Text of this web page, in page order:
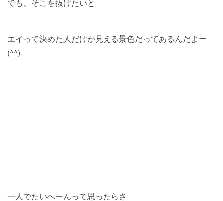
でも、そこを抜けたいと
エイって決めた人だけが見える景色だってあるんだよー
(^^)
一人でたいへーんって思ったらさ